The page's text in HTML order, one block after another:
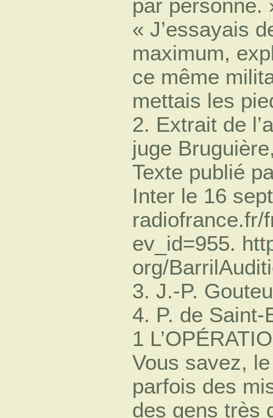
par personne.
« J’essayais
maximum,
ce même
mettais les
2. Extrait de
juge
Texte publié
Inter le 16
radiofrance.fr/
ev_id=955.
org/
3. J.-P.
4. P. de
1
Vous savez,
parfois des
des gens très